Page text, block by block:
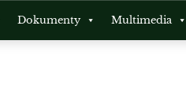
Dokumenty Multimedia